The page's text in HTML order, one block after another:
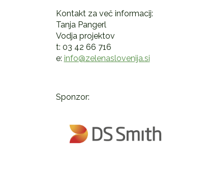
Kontakt za več informacij:
Tanja Pangerl
Vodja projektov
t: 03 42 66 716
e: info@zelenaslovenija.si
Sponzor: